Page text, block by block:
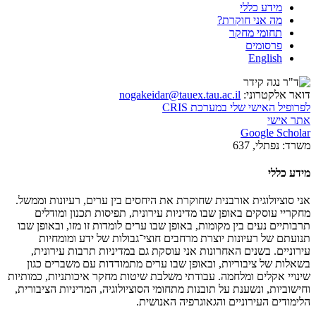
מידע כללי
מה אני חוקרת?
תחומי מחקר
פרסומים
English
דואר אלקטרוני: nogakeidar@tauex.tau.ac.il
לפרופיל האישי שלי במערכת CRIS
אתר אישי
Google Scholar
משרד: נפתלי, 637
מידע כללי
אני סוציולוגית אורבנית שחוקרת את היחסים בין ערים, רעיונות וממשל.
מחקריי עוסקים באופן שבו מדיניות עירונית, תפיסות תכנון ומודלים
תרבותיים נעים בין מקומות, באופן שבו ערים לומדות זו מזו, ובאופן שבו
תנועתם של רעיונות יוצרת מרחבים חוצי־גבולות של ידע ומומחיות
עירוניים. בשנים האחרונות אני עוסקת גם במדיניות תרבות עירונית,
בשאלות של ציבוריות, ובאופן שבו ערים מתמודדות עם משברים כגון
שינויי אקלים ומלחמה. עבודתי משלבת שיטות מחקר איכותניות, כמותיות
וחישוביות, ונשענת על תובנות מתחומי הסוציולוגיה, המדיניות הציבורית,
הלימודים העירוניים והגאוגרפיה האנושית.